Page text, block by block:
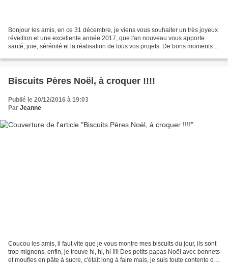
Bonjour les amis, en ce 31 décembre, je viens vous souhaiter un très joyeux
réveillon et une excellente année 2017, que l'an nouveau vous apporte
santé, joie, sérénité et la réalisation de tous vos projets. De bons moments
Biscuits Pères Noël, à croquer !!!!
Publié le 20/12/2016 à 19:03
Par Jeanne
Coucou les amis, il faut vite que je vous montre mes biscuits du jour, ils sont
trop mignons, enfin, je trouve hi, hi, hi !!!! Des petits papas Noël avec bonnets
et moufles en pâte à sucre, c'était long à faire mais, je suis toute contente du